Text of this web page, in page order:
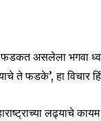
फडकत असलेला भगवा
ते फडके’, हा विचार
लढ्याचे